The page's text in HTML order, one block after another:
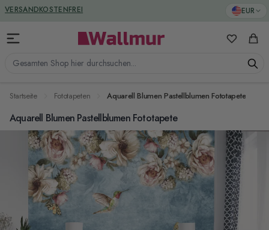
Zum Inhalt springen EUR
Gesamten Shop hier durchsuchen...
Meine
VERSANDKOSTENFREI
GREENGUARD ZERTIFIZIERT
Startseite Fototapeten Aquarell Blumen Pastellblumen Fototapete
Aquarell Blumen Pastellblumen Fototapete